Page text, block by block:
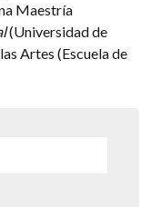
Maestría
(Universidad de
Artes (Escuela de